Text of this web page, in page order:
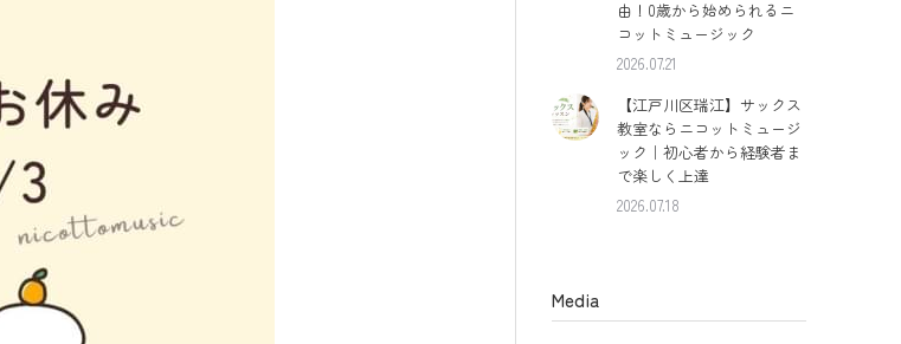
由！0歳から始められるニ
コットミュージック
2026.07.21
【江戸川区瑞江】サックス
教室ならニコットミュージ
ック｜初心者から経験者ま
で楽しく上達
2026.07.18
Media